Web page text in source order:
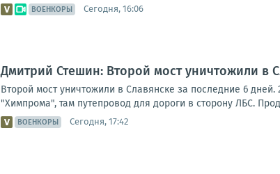
ВОЕНКОРЫ Сегодня, 16:06
Дмитрий Стешин: Второй мост уничтожили в
Второй мост уничтожили в Славянске за последние 6
"Химпрома", там путепровод для дороги в сторону ЛБС.
ВОЕНКОРЫ Сегодня, 17:42